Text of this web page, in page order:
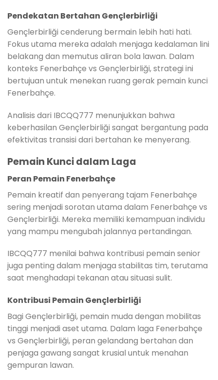
Pendekatan Bertahan Gençlerbirliği
Gençlerbirliği cenderung bermain lebih hati hati.
Fokus utama mereka adalah menjaga kedalaman lini
belakang dan memutus aliran bola lawan. Dalam
konteks Fenerbahçe vs Gençlerbirliği, strategi ini
bertujuan untuk menekan ruang gerak pemain kunci
Fenerbahçe.
Analisis dari IBCQQ777 menunjukkan bahwa
keberhasilan Gençlerbirliği sangat bergantung pada
efektivitas transisi dari bertahan ke menyerang.
Pemain Kunci dalam Laga
Peran Pemain Fenerbahçe
Pemain kreatif dan penyerang tajam Fenerbahçe
sering menjadi sorotan utama dalam Fenerbahçe vs
Gençlerbirliği. Mereka memiliki kemampuan individu
yang mampu mengubah jalannya pertandingan.
IBCQQ777 menilai bahwa kontribusi pemain senior
juga penting dalam menjaga stabilitas tim, terutama
saat menghadapi tekanan atau situasi sulit.
Kontribusi Pemain Gençlerbirliği
Bagi Gençlerbirliği, pemain muda dengan mobilitas
tinggi menjadi aset utama. Dalam laga Fenerbahçe
vs Gençlerbirliği, peran gelandang bertahan dan
penjaga gawang sangat krusial untuk menahan
gempuran lawan.